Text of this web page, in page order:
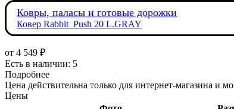
Ковры, паласы и готовые дорожки
Ковер Rabbit_Push 20 L.GRAY
от 4 549 ₽
Есть в наличии: 5
Подробнее
Цена действительна только для интернет-магазина и
Цены